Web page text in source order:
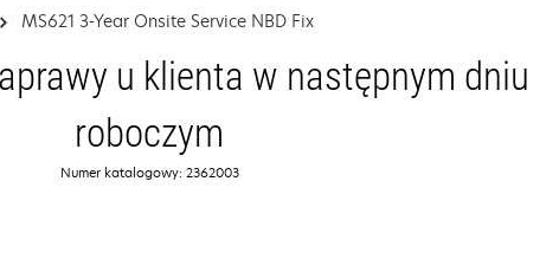
MS621 3-Year Onsite Service NBD Fix
u klienta w następnym dniu
roboczym
Numer katalogowy: 2362003